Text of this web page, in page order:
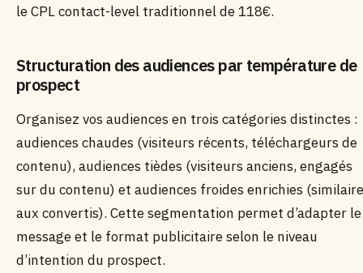
le CPL contact-level traditionnel de 118€.
Structuration des audiences par température de
prospect
Organisez vos audiences en trois catégories distinctes :
audiences chaudes (visiteurs récents, téléchargeurs de
contenu), audiences tièdes (visiteurs anciens, engagés
sur du contenu) et audiences froides enrichies
aux convertis). Cette segmentation permet d’adapter le
message et le format publicitaire selon le niveau
d’intention du prospect.